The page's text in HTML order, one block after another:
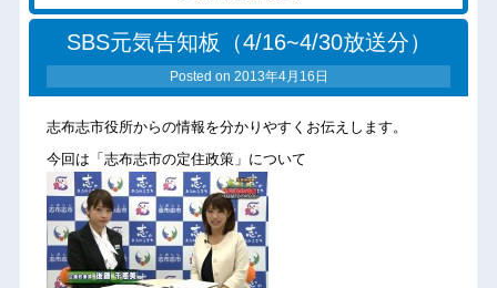
SBS元気告知板（4/16~4/30放送分）
Posted on 2013年4月16日
志布志市役所からの情報を分かりやすくお伝えします。
今回は「志布志市の定住政策」について